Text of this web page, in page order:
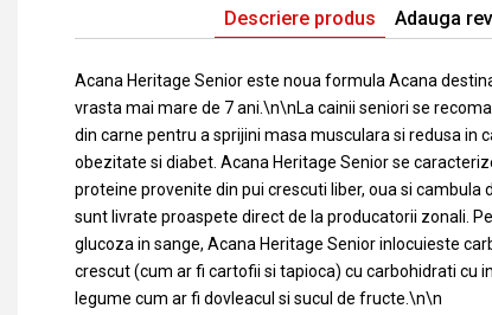
Descriere produs Adauga
Acana Heritage Senior este noua formula Acana
vrasta mai mare de 7 ani.\n\nLa cainii seniori se
din carne pentru a sprijini masa musculara si redusa in
obezitate si diabet. Acana Heritage Senior se
proteine provenite din pui crescuti liber, oua si cambula
sunt livrate proaspete direct de la producatorii zonali.
glucoza in sange, Acana Heritage Senior inlocuieste
crescut (cum ar fi cartofii si tapioca) cu carbohidrati cu
legume cum ar fi dovleacul si sucul de fructe.\n\n